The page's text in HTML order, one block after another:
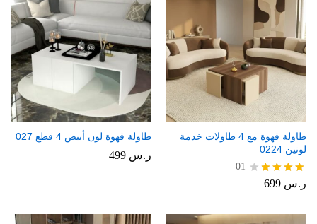
طاولة قهوة مع 4 طاولات خدمة
لونين 0224
تم
من 5
01
ر.س
طاولة قهوة لون أبيض 4 قطع 027
ر.س